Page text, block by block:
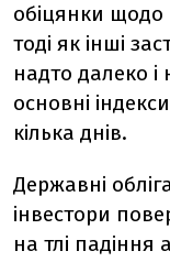
обіцянки
тоді як інші
надто далеко
основні
кілька днів.
Державні
інвестори
на тлі падіння